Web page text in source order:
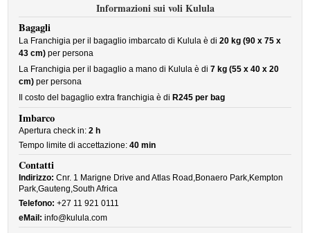
Informazioni sui voli Kulula
Bagagli
La Franchigia per il bagaglio imbarcato di Kulula è di20 kg (90 x 75 x
43 cm) per persona
La Franchigia per il bagaglio a mano di Kulula è di7 kg (55 x 40 x 20
cm) per persona
Il costo del bagaglio extra franchigia è di R245 per bag
Imbarco
Apertura check in:2 h
Tempo limite di accettazione:40 min
Contatti
Indirizzo: Cnr. 1 Marigne Drive and Atlas Road,Bonaero Park,Kempton
Park,Gauteng,South Africa
Telefono: +27 11 921 0111
eMail: info@kulula.com